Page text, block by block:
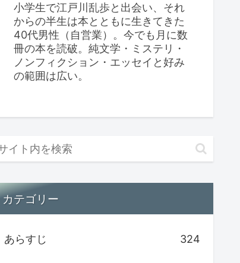
小学生で江戸川乱歩と出会い、それ
からの半生は本とともに生きてきた
40代男性（自営業）。今でも月に数
冊の本を読破。純文学・ミステリ・
ノンフィクション・エッセイと好み
の範囲は広い。
カテゴリー
あらすじ 324